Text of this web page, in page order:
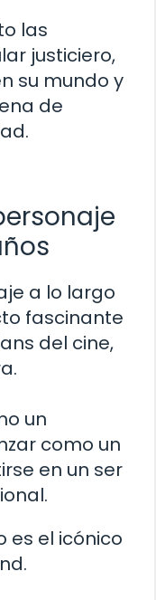
las
justiciero,
su mundo y
de
a lo largo
fascinante
del cine,
un
como un
en un ser
es el icónico